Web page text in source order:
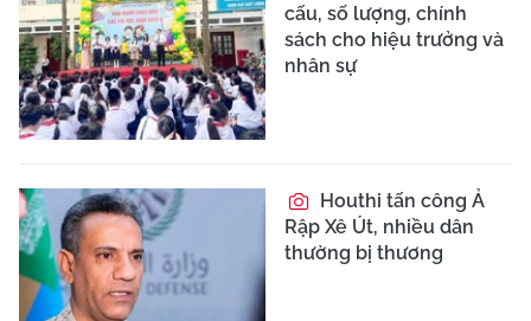
cấu, số lượng, chính
sách cho hiệu trưởng và
nhân sự
Houthi tấn công Ả
Rập Xê Út, nhiều dân
thường bị thương